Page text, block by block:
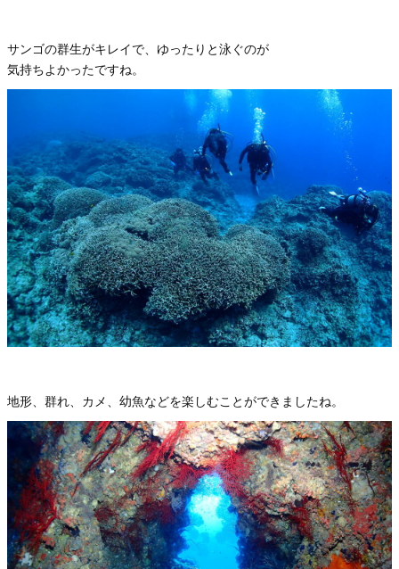
サンゴの群生がキレイで、ゆったりと泳ぐのが
気持ちよかったですね。
地形、群れ、カメ、幼魚などを楽しむことができましたね。